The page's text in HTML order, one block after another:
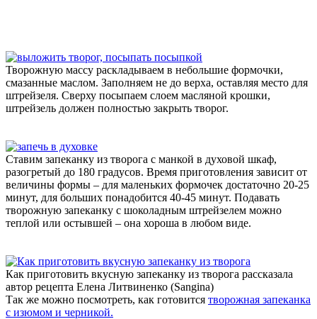
Творожную массу раскладываем в небольшие формочки,
смазанные маслом. Заполняем не до верха, оставляя место для
штрейзеля. Сверху посыпаем слоем масляной крошки,
штрейзель должен полностью закрыть творог.
Ставим запеканку из творога с манкой в духовой шкаф,
разогретый до 180 градусов. Время приготовления зависит от
величины формы – для маленьких формочек достаточно 20-25
минут, для больших понадобится 40-45 минут. Подавать
творожную запеканку с шоколадным штрейзелем можно
теплой или остывшей – она хороша в любом виде.
Как приготовить вкусную запеканку из творога рассказала
автор рецепта Елена Литвиненко (Sangina)
Так же можно посмотреть, как готовится творожная запеканка
с изюмом и черникой.